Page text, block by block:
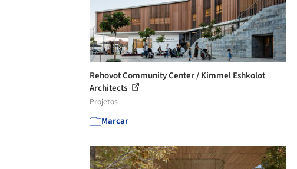
Rehovot Community Center / Kimmel Eshkolot
Architects
Projetos
Marcar